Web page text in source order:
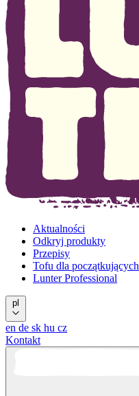
Aktualności
Odkryj produkty
Przepisy
Tofu dla początkujących
Lunter Professional
pl
en de sk hu cz
Kontakt